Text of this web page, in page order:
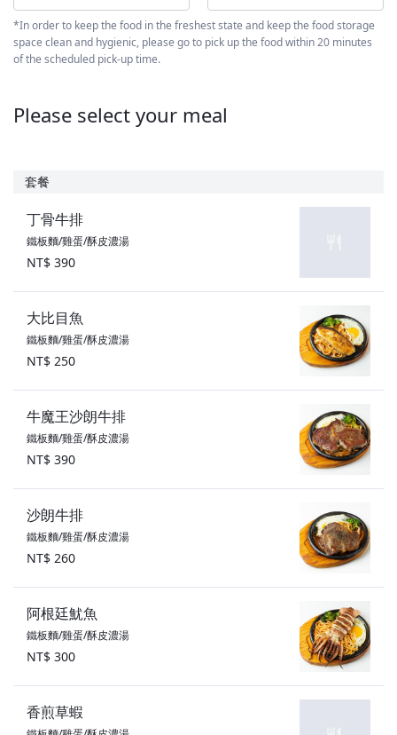
*In order to keep the food in the freshest state and keep the food storage
space clean and hygienic, please go to pick up the food within 20 minutes
of the scheduled pick-up time.
Please select your meal
套餐
丁骨牛排
鐵板麵/雞蛋/酥皮濃湯
NT$ 390
大比目魚
鐵板麵/雞蛋/酥皮濃湯
NT$ 250
牛魔王沙朗牛排
鐵板麵/雞蛋/酥皮濃湯
NT$ 390
沙朗牛排
鐵板麵/雞蛋/酥皮濃湯
NT$ 260
阿根廷魷魚
鐵板麵/雞蛋/酥皮濃湯
NT$ 300
香煎草蝦